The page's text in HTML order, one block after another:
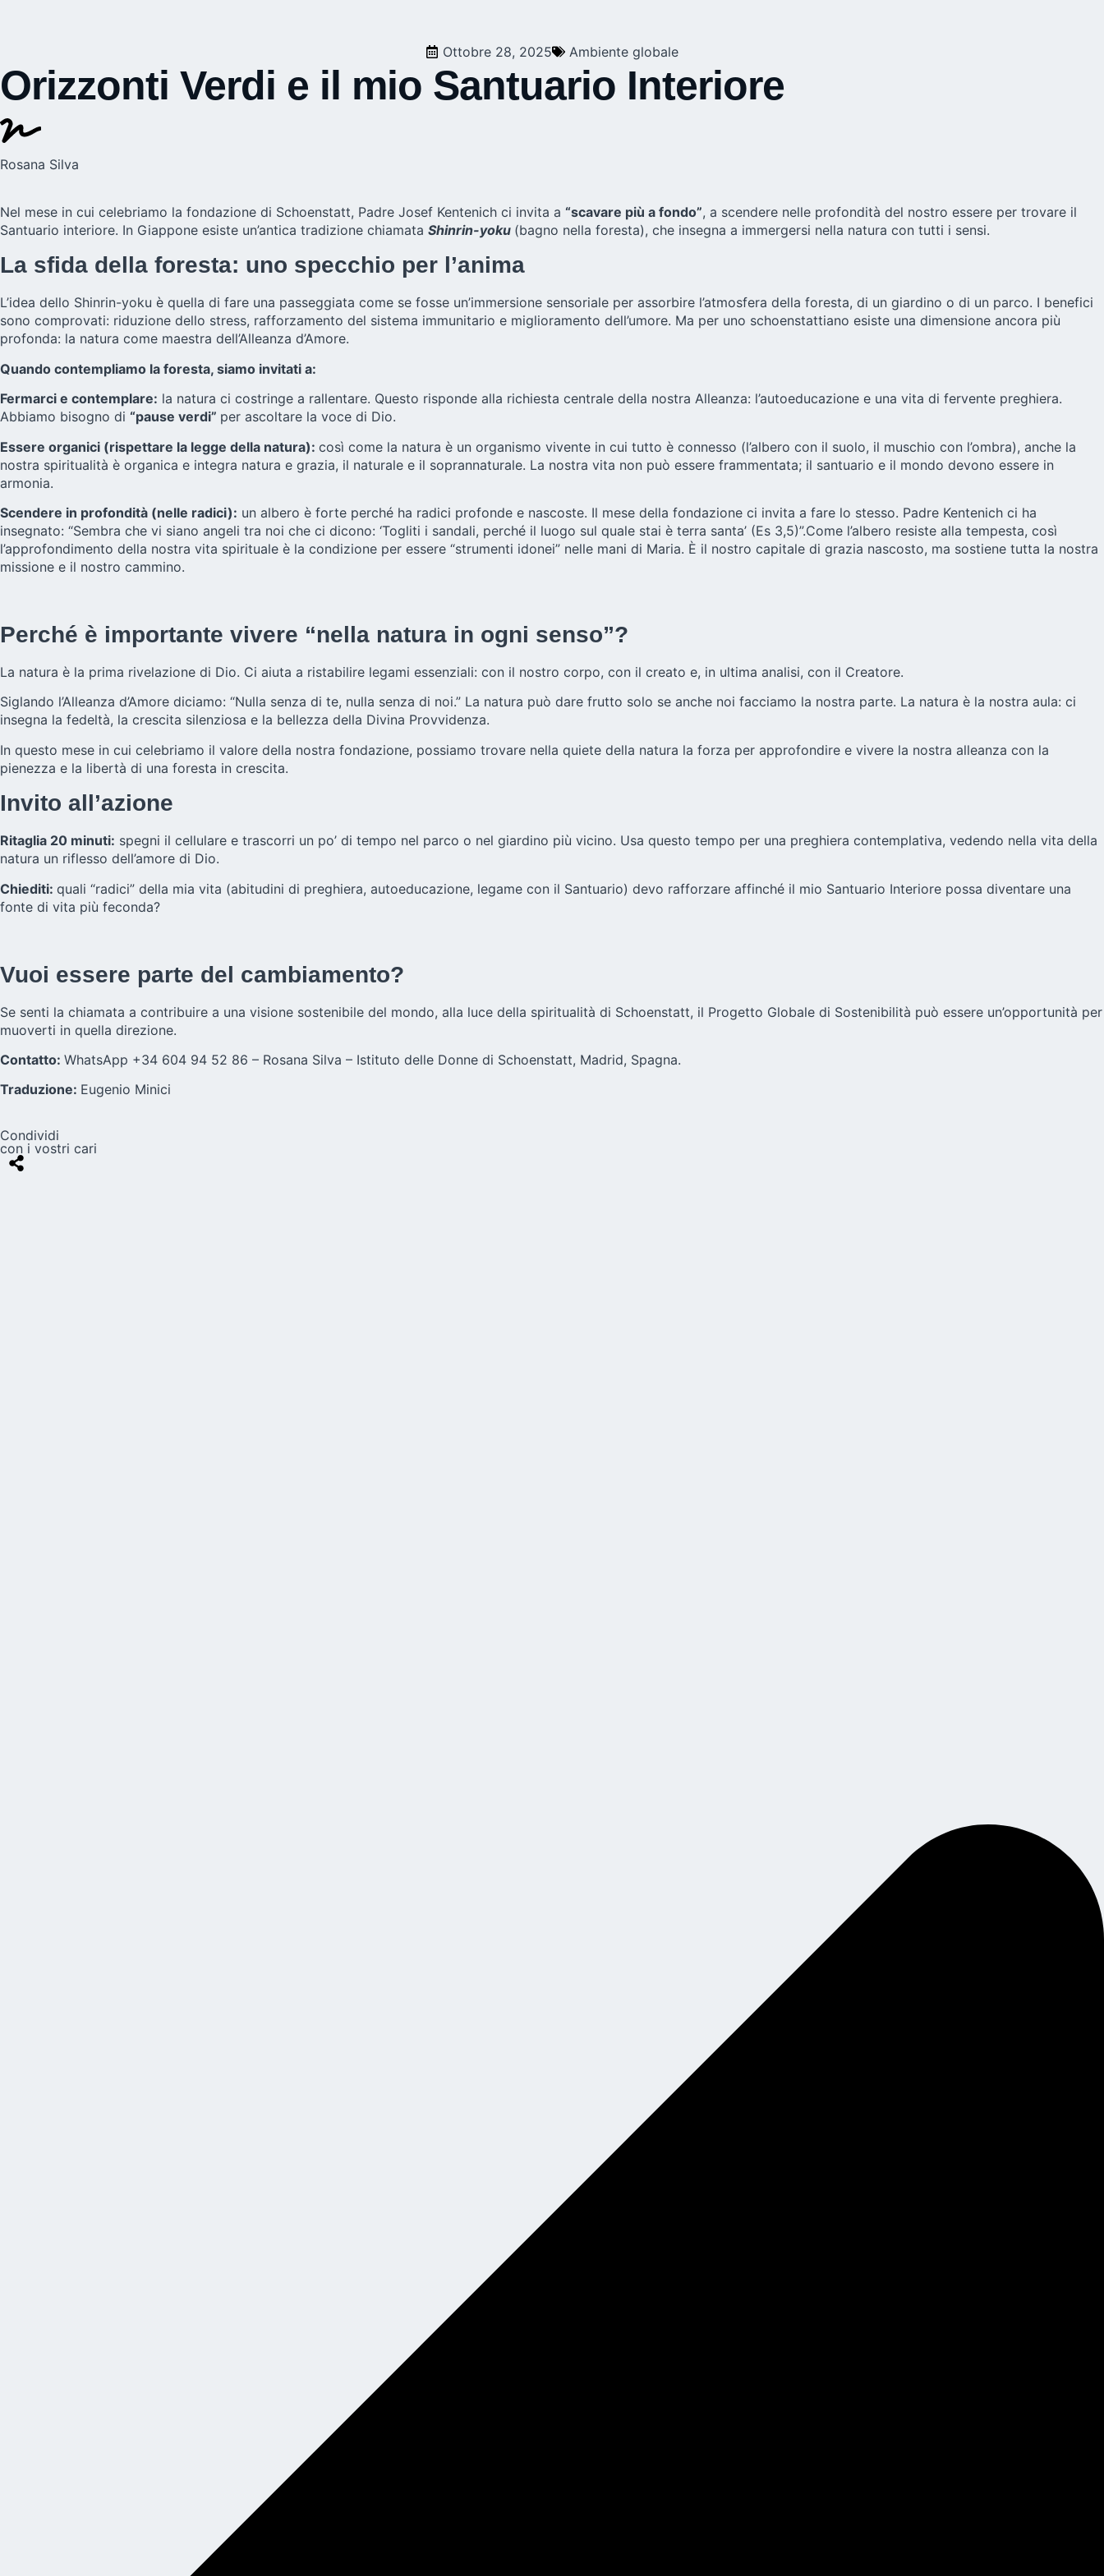
Ottobre 28, 2025 Ambiente globale
Orizzonti Verdi e il mio Santuario Interiore
Rosana Silva
Nel mese in cui celebriamo la fondazione di Schoenstatt, Padre Josef Kentenich ci invita a “scavare più a fondo”, a scendere nelle profondità del nostro essere per trovare il
Santuario interiore. In Giappone esiste un’antica tradizione chiamata Shinrin-yoku (bagno nella foresta), che insegna a immergersi nella natura con tutti i sensi.
La sfida della foresta: uno specchio per l’anima
L’idea dello Shinrin-yoku è quella di fare una passeggiata come se fosse un’immersione sensoriale per assorbire l’atmosfera della foresta, di un giardino o di un parco. I benefici
sono comprovati: riduzione dello stress, rafforzamento del sistema immunitario e miglioramento dell’umore. Ma per uno schoenstattiano esiste una dimensione ancora più
profonda: la natura come maestra dell’Alleanza d’Amore.
Quando contempliamo la foresta, siamo invitati a:
Fermarci e contemplare: la natura ci costringe a rallentare. Questo risponde alla richiesta centrale della nostra Alleanza: l’autoeducazione e una vita di fervente preghiera.
Abbiamo bisogno di “pause verdi” per ascoltare la voce di Dio.
Essere organici (rispettare la legge della natura): così come la natura è un organismo vivente in cui tutto è connesso (l’albero con il suolo, il muschio con l’ombra), anche la
nostra spiritualità è organica e integra natura e grazia, il naturale e il soprannaturale. La nostra vita non può essere frammentata; il santuario e il mondo devono essere in
armonia.
Scendere in profondità (nelle radici): un albero è forte perché ha radici profonde e nascoste. Il mese della fondazione ci invita a fare lo stesso. Padre Kentenich ci ha
insegnato: “Sembra che vi siano angeli tra noi che ci dicono: ‘Togliti i sandali, perché il luogo sul quale stai è terra santa’ (Es 3,5)”.Come l’albero resiste alla tempesta, così
l’approfondimento della nostra vita spirituale è la condizione per essere “strumenti idonei” nelle mani di Maria. È il nostro capitale di grazia nascosto, ma sostiene tutta la nostra
missione e il nostro cammino.
Perché è importante vivere “nella natura in ogni senso”?
La natura è la prima rivelazione di Dio. Ci aiuta a ristabilire legami essenziali: con il nostro corpo, con il creato e, in ultima analisi, con il Creatore.
Siglando l’Alleanza d’Amore diciamo: “Nulla senza di te, nulla senza di noi.” La natura può dare frutto solo se anche noi facciamo la nostra parte. La natura è la nostra aula: ci
insegna la fedeltà, la crescita silenziosa e la bellezza della Divina Provvidenza.
In questo mese in cui celebriamo il valore della nostra fondazione, possiamo trovare nella quiete della natura la forza per approfondire e vivere la nostra alleanza con la
pienezza e la libertà di una foresta in crescita.
Invito all’azione
Ritaglia 20 minuti: spegni il cellulare e trascorri un po’ di tempo nel parco o nel giardino più vicino. Usa questo tempo per una preghiera contemplativa, vedendo nella vita della
natura un riflesso dell’amore di Dio.
Chiediti: quali “radici” della mia vita (abitudini di preghiera, autoeducazione, legame con il Santuario) devo rafforzare affinché il mio Santuario Interiore possa diventare una
fonte di vita più feconda?
Vuoi essere parte del cambiamento?
Se senti la chiamata a contribuire a una visione sostenibile del mondo, alla luce della spiritualità di Schoenstatt, il Progetto Globale di Sostenibilità può essere un’opportunità per
muoverti in quella direzione.
Contatto: WhatsApp +34 604 94 52 86 – Rosana Silva – Istituto delle Donne di Schoenstatt, Madrid, Spagna.
Traduzione: Eugenio Minici
Condividi
con i vostri cari